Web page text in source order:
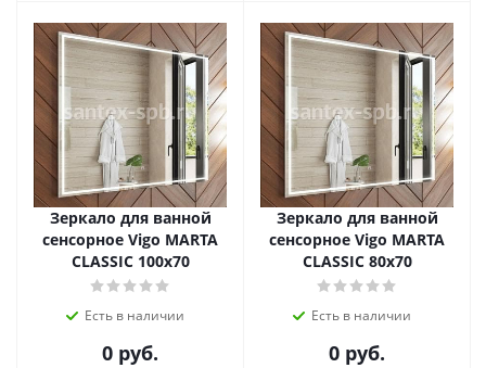
Зеркало для ванной
сенсорное Vigo MARTA
CLASSIC 100х70
Есть в наличии
0 руб.
Зеркало для ванной
сенсорное Vigo MARTA
CLASSIC 80х70
Есть в наличии
0 руб.